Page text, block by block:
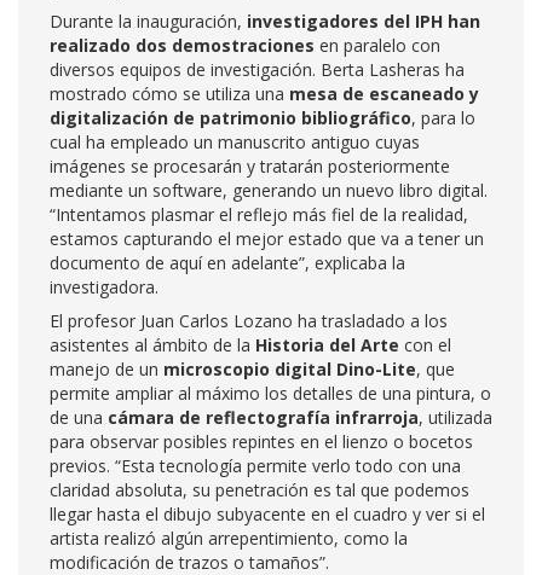
Durante la inauguración, investigadores del IPH han
realizado dos demostraciones en paralelo con
diversos equipos de investigación. Berta Lasheras ha
mostrado cómo se utiliza una mesa de escaneado y
digitalización de patrimonio bibliográfico, para lo
cual ha empleado un manuscrito antiguo cuyas
imágenes se procesarán y tratarán posteriormente
mediante un software, generando un nuevo libro digital.
“Intentamos plasmar el reflejo más fiel de la realidad,
estamos capturando el mejor estado que va a tener un
documento de aquí en adelante”, explicaba la
investigadora.
El profesor Juan Carlos Lozano ha trasladado a los
asistentes al ámbito de la Historia del Arte con el
manejo de un microscopio digital Dino-Lite, que
permite ampliar al máximo los detalles de una pintura, o
de una cámara de reflectografía infrarroja, utilizada
para observar posibles repintes en el lienzo o bocetos
previos. “Esta tecnología permite verlo todo con una
claridad absoluta, su penetración es tal que podemos
llegar hasta el dibujo subyacente en el cuadro y ver si el
artista realizó algún arrepentimiento, como la
modificación de trazos o tamaños”.